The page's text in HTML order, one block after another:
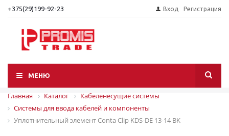
+375(29)199-92-23 Вход Регистрация
МЕНЮ
Главная Каталог
Кабеленесущие системы
Системы для ввода кабелей и компоненты
Уплотнительный элемент Conta Clip KDS-DE 13-14 BK